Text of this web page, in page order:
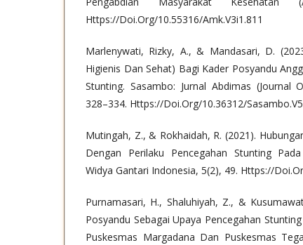
Https://Doi.Org/10.55316/Amk.V3i1.811
Marlenywati, Rizky, A., & Mandasari, D.
Higienis Dan Sehat) Bagi Kader Posyandu
Stunting. Sasambo: Jurnal Abdimas (Journal
328–334. Https://Doi.Org/10.36312/
Mutingah, Z., & Rokhaidah, R. (2021).
Dengan Perilaku Pencegahan Stunting
Widya Gantari Indonesia, 5(2), 49. Https://
Purnamasari, H., Shaluhiyah, Z., &
Posyandu Sebagai Upaya Pencegahan
Puskesmas Margadana Dan Puskesmas